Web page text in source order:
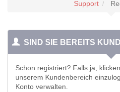
Support
SIND SIE BEREITS
Schon registriert? Falls ja,
unserem Kundenbereich
Konto verwalten.